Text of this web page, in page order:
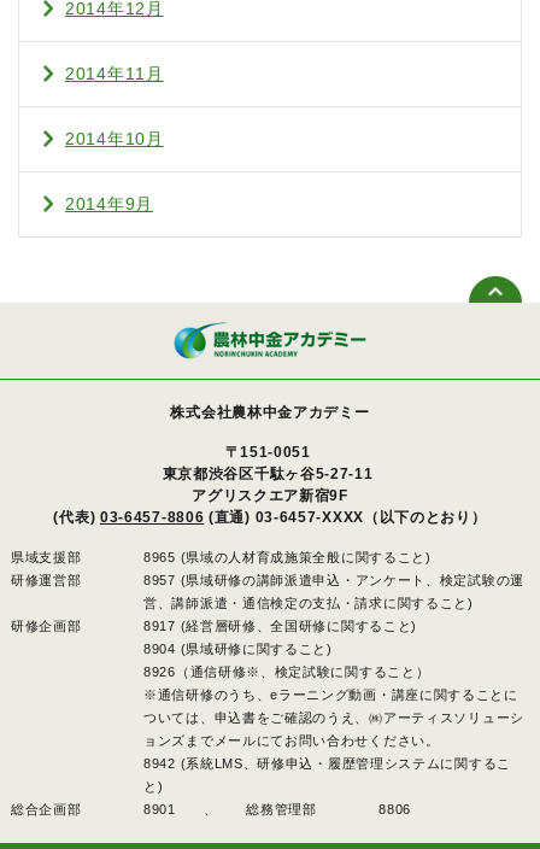
2014年12月
2014年11月
2014年10月
2014年9月
株式会社農林中金アカデミー
〒151-0051
東京都渋谷区千駄ヶ谷5-27-11
アグリスクエア新宿9F
(代表) 03-6457-8806 (直通) 03-6457-XXXX（以下のとおり）
県域支援部
8965 (県域の人材育成施策全般に関すること)
研修運営部
8957 (県域研修の講師派遣申込・アンケート、検定試験の運
営、講師派遣・通信検定の支払・請求に関すること)
研修企画部
8917 (経営層研修、全国研修に関すること)
8904 (県域研修に関すること)
8926（通信研修※、検定試験に関すること）
※通信研修のうち、eラーニング動画・講座に関することに
ついては、申込書をご確認のうえ、㈱アーティスソリューシ
ョンズまでメールにてお問い合わせください。
8942 (系統LMS、研修申込・履歴管理システムに関するこ
と)
総合企画部
8901 、総務管理部 8806